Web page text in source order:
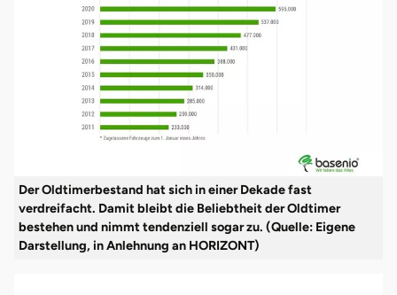
Der Oldtimerbestand hat sich in einer Dekade fast
verdreifacht. Damit bleibt die Beliebtheit der Oldtimer
bestehen und nimmt tendenziell sogar zu. (Quelle: Eigene
Darstellung, in Anlehnung an HORIZONT)